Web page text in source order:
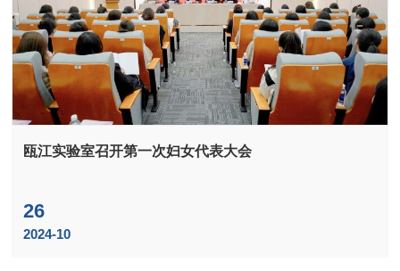
瓯江实验室召开第一次妇女代表大会
26
2024-10